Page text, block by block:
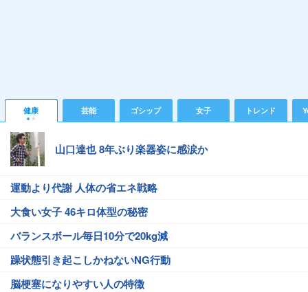
健康 芸能 ゴシップ 女子 トレンド
山口達也 8年ぶり楽器姿に感涙か
運動より代謝 人体の省エネ戦略
大食い女子 46キロ体型の秘密
バランスボール毎日10分で20kg減
躁状態引き起こしかねないNG行動
脳梗塞になりやすい人の特徴